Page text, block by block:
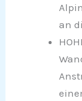
an